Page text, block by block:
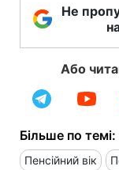
Не
Або
Більше по темі:
Пенсійний вік